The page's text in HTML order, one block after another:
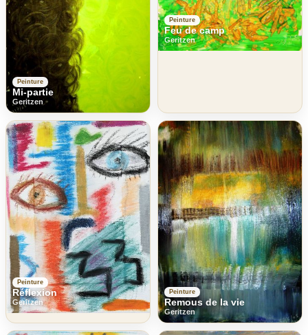
Peinture
Mi-partie
Geritzen
Peinture
Feu de camp
Geritzen
Peinture
Réflexion
Geritzen
Peinture
Remous de la vie
Geritzen